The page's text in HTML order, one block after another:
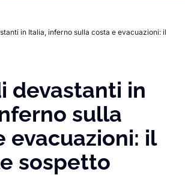
in Italia, inferno sulla costa e evacuazioni: il
devastanti in
sulla
evacuazioni: il
sospetto